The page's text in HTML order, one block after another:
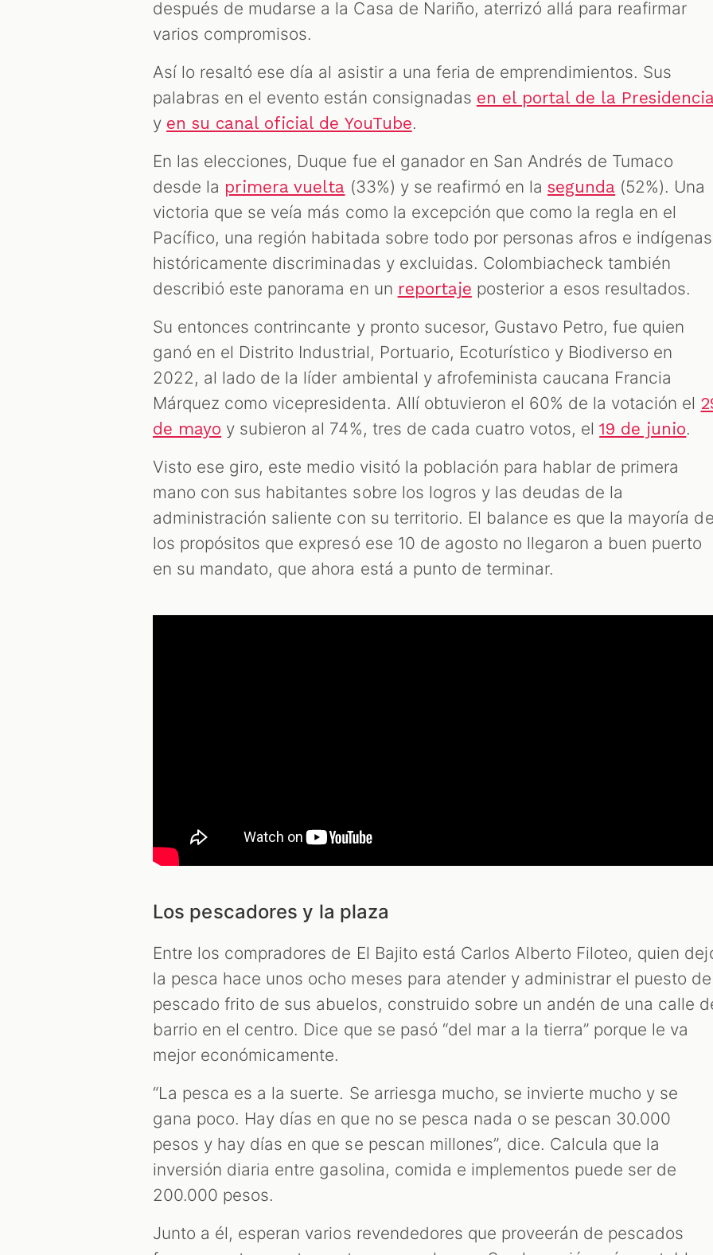
después de mudarse a la Casa de Nariño, aterrizó allá para reafirmar
varios compromisos.
Así lo resaltó ese día al asistir a una feria de emprendimientos. Sus
palabras en el evento están consignadas en el portal de la
y en su canal oficial de YouTube.
En las elecciones, Duque fue el ganador en San Andrés de Tumaco
desde la primera vuelta (33%) y se reafirmó en lasegunda (52%). Una
victoria que se veía más como la excepción que como la regla en el
Pacífico, una región habitada sobre todo por personas afros e indígenas
históricamente discriminadas y excluidas. Colombiacheck también
describió este panorama en un reportaje posterior a esos resultados.
Su entonces contrincante y pronto sucesor, Gustavo Petro, fue quien
ganó en el Distrito Industrial, Portuario, Ecoturístico y Biodiverso en
2022, al lado de la líder ambiental y afrofeminista caucana Francia
Márquez como vicepresidenta. Allí obtuvieron el 60% de la votación el
de mayo y subieron al 74%, tres de cada cuatro votos, el19 de junio.
Visto ese giro, este medio visitó la población para hablar de primera
mano con sus habitantes sobre los logros y las deudas de la
administración saliente con su territorio. El balance es que la mayoría
los propósitos que expresó ese 10 de agosto no llegaron a buen puerto
en su mandato, que ahora está a punto de terminar.
Los pescadores y la plaza
Entre los compradores de El Bajito está Carlos Alberto Filoteo, quien
la pesca hace unos ocho meses para atender y administrar el puesto de
pescado frito de sus abuelos, construido sobre un andén de una calle
barrio en el centro. Dice que se pasó “del mar a la tierra” porque le va
mejor económicamente.
“La pesca es a la suerte. Se arriesga mucho, se invierte mucho y se
gana poco. Hay días en que no se pesca nada o se pescan 30.000
pesos y hay días en que se pescan millones”, dice. Calcula que la
inversión diaria entre gasolina, comida e implementos puede ser de
200.000 pesos.
Junto a él, esperan varios revendedores que proveerán de pescados